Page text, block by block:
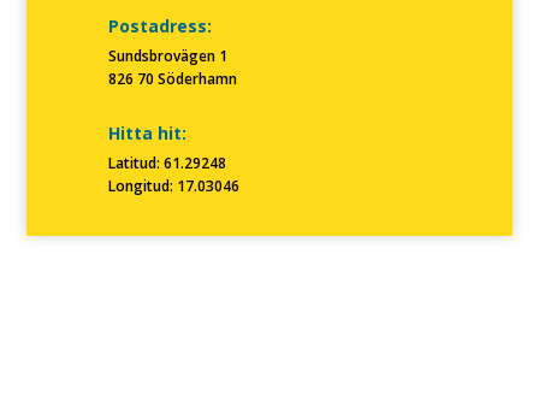
Postadress:
Sundsbrovägen 1
826 70 Söderhamn
Hitta hit:
Latitud: 61.29248
Longitud: 17.03046